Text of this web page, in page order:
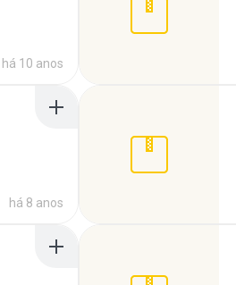
há 10 anos
há 8 anos